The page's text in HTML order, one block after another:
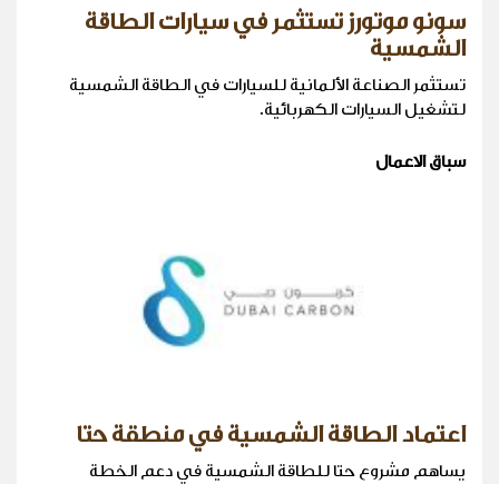
سونو موتورز تستثمر في سيارات الطاقة
الشمسية
تستثمر الصناعة الألمانية للسيارات في الطاقة الشمسية
لتشغيل السيارات الكهربائية.
سباق الاعمال
اعتماد الطاقة الشمسية في منطقة حتا
يساهم مشروع حتا للطاقة الشمسية في دعم الخطة